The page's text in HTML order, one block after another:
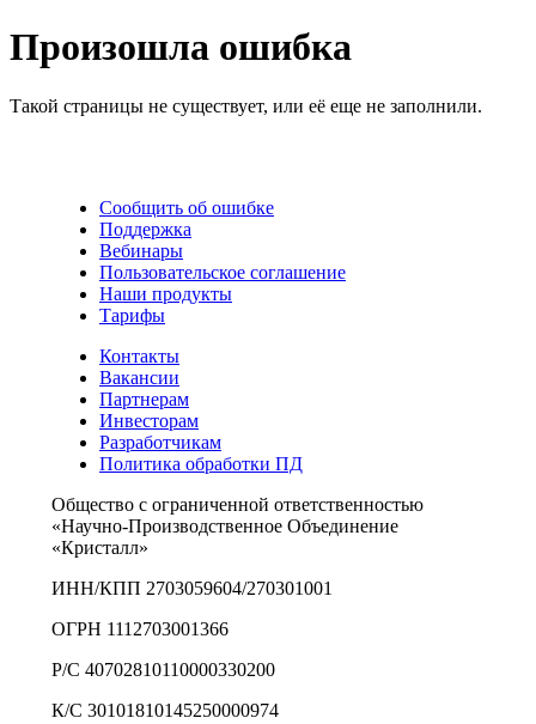
Произошла ошибка
Такой страницы не существует, или её еще не заполнили.
Сообщить об ошибке
Поддержка
Вебинары
Пользовательское соглашение
Наши продукты
Тарифы
Контакты
Вакансии
Партнерам
Инвесторам
Разработчикам
Политика обработки ПД
Общество с ограниченной ответственностью
«Научно-Производственное Объединение
«Кристалл»
ИНН/КПП 2703059604/270301001
ОГРН 1112703001366
Р/С 40702810110000330200
К/С 30101810145250000974